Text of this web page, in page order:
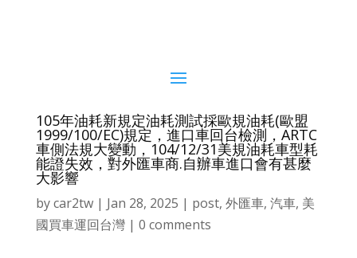
105年油耗新規定油耗測試採歐規油耗(歐盟
1999/100/EC)規定，進口車回台檢測，ARTC
車側法規大變動，104/12/31美規油耗車型耗
能證失效，對外匯車商.自辦車進口會有甚麼
大影響
bycar2tw| Jan 28, 2025 | post, 外匯車, 汽車, 美
國買車運回台灣| 0 comments